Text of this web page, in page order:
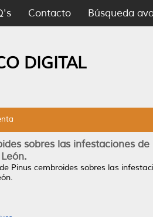
Contacto Búsqueda
DIGITAL
sobres las infestaciones
Pinus cembroides sobres las